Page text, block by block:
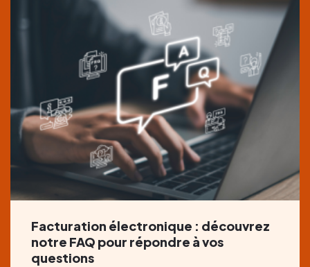
Facturation électronique : découvrez
notre FAQ pour répondre à vos
questions